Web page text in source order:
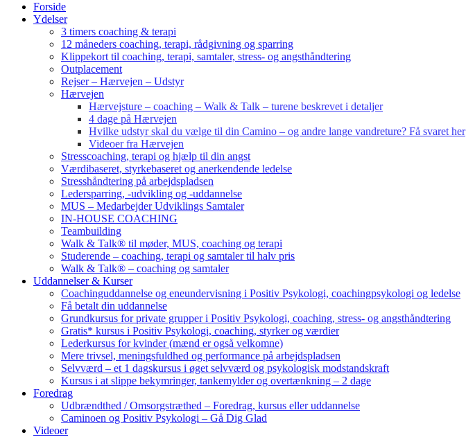
Forside
Ydelser
3 timers coaching & terapi
12 måneders coaching, terapi, rådgivning og sparring
Klippekort til coaching, terapi, samtaler, stress- og angsthåndtering
Outplacement
Rejser – Hærvejen – Udstyr
Hærvejen
Hærvejsture – coaching – Walk & Talk – turene beskrevet i detaljer
4 dage på Hærvejen
Hvilke udstyr skal du vælge til din Camino – og andre lange vandreture? Få svaret her
Videoer fra Hærvejen
Stresscoaching, terapi og hjælp til din angst
Værdibaseret, styrkebaseret og anerkendende ledelse
Stresshåndtering på arbejdspladsen
Ledersparring, -udvikling og -uddannelse
MUS – Medarbejder Udviklings Samtaler
IN-HOUSE COACHING
Teambuilding
Walk & Talk® til møder, MUS, coaching og terapi
Studerende – coaching, terapi og samtaler til halv pris
Walk & Talk® – coaching og samtaler
Uddannelser & Kurser
Coachinguddannelse og eneundervisning i Positiv Psykologi, coachingpsykologi og ledelse
Få betalt din uddannelse
Grundkursus for private grupper i Positiv Psykologi, coaching, stress- og angsthåndtering
Gratis* kursus i Positiv Psykologi, coaching, styrker og værdier
Lederkursus for kvinder (mænd er også velkomne)
Mere trivsel, meningsfuldhed og performance på arbejdspladsen
Selvværd – et 1 dagskursus i øget selvværd og psykologisk modstandskraft
Kursus i at slippe bekymringer, tankemylder og overtænkning – 2 dage
Foredrag
Udbrændthed / Omsorgstræthed – Foredrag, kursus eller uddannelse
Caminoen og Positiv Psykologi – Gå Dig Glad
Videoer